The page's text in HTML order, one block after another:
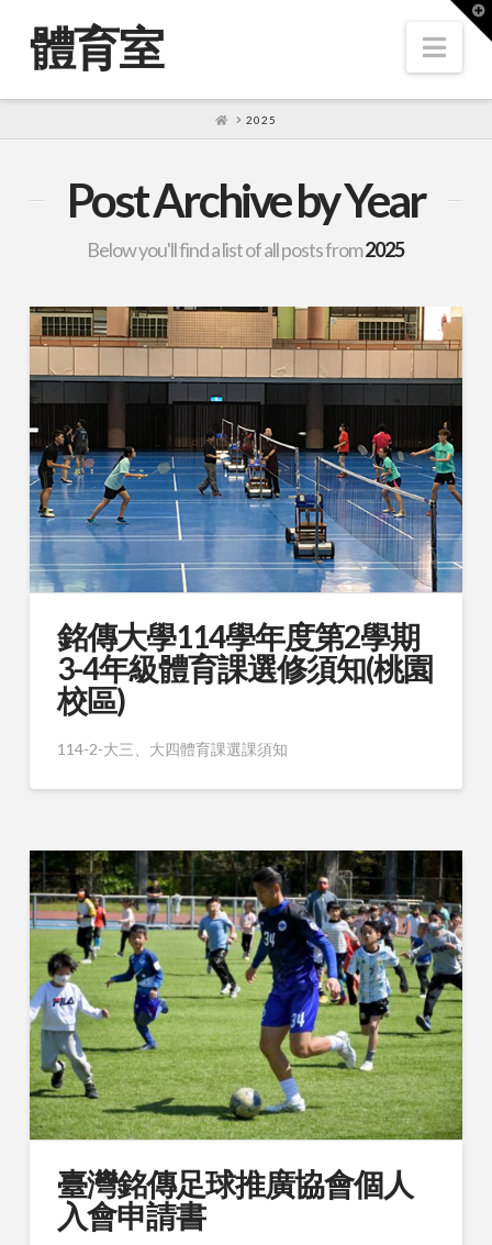
體育室
HOME
2025
Post Archive by Year
Below you'll find a list of all posts from2025
銘傳大學114學年度第2學期
3-4年級體育課選修須知(桃園
校區)
114-2-大三、大四體育課選課須知
臺灣銘傳足球推廣協會個人
入會申請書